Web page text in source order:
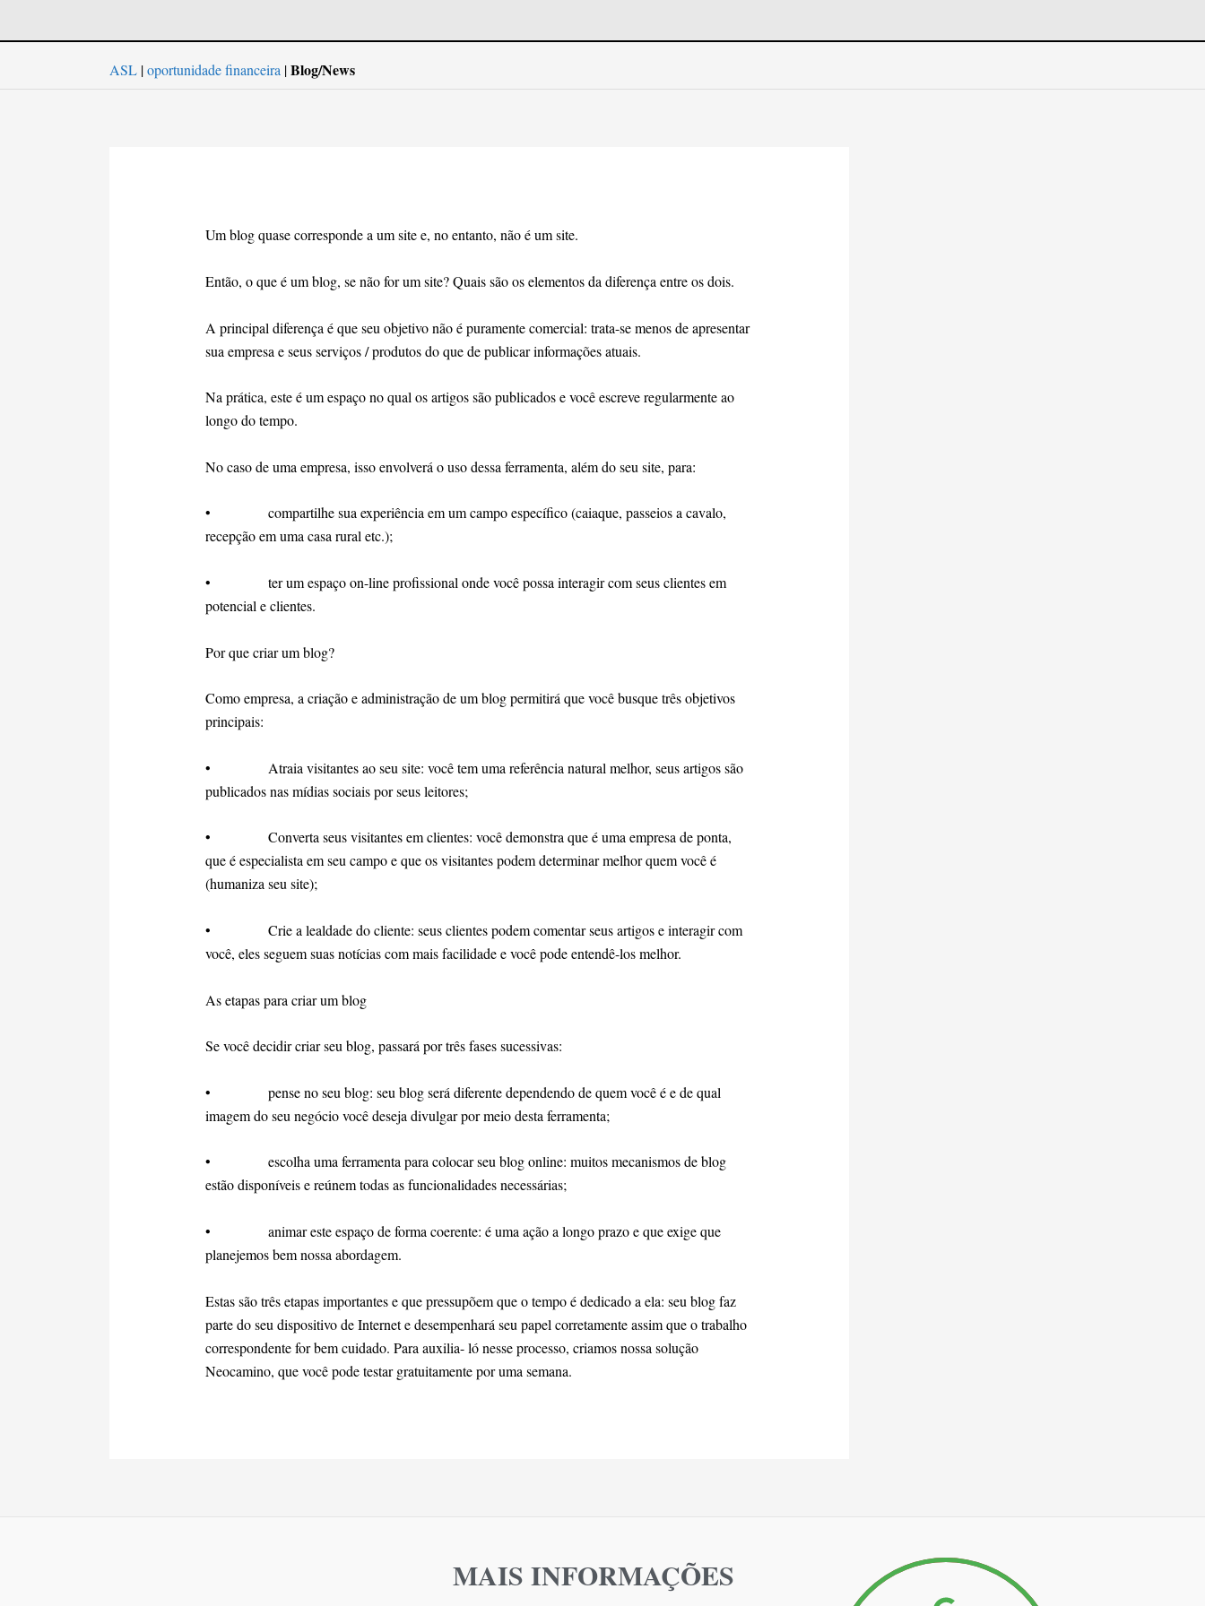
ASL |oportunidade financeira |Blog/News
Um blog quase corresponde a um site e, no entanto, não é um site.
Então, o que é um blog, se não for um site? Quais são os elementos da diferença entre os dois.
A principal diferença é que seu objetivo não é puramente comercial: trata-se menos de apresentar
sua empresa e seus serviços / produtos do que de publicar informações atuais.
Na prática, este é um espaço no qual os artigos são publicados e você escreve regularmente ao
longo do tempo.
No caso de uma empresa, isso envolverá o uso dessa ferramenta, além do seu site, para:
• compartilhe sua experiência em um campo específico (caiaque, passeios a cavalo,
recepção em uma casa rural etc.);
• ter um espaço on-line profissional onde você possa interagir com seus clientes em
potencial e clientes.
Por que criar um blog?
Como empresa, a criação e administração de um blog permitirá que você busque três objetivos
principais:
• Atraia visitantes ao seu site: você tem uma referência natural melhor, seus artigos são
publicados nas mídias sociais por seus leitores;
• Converta seus visitantes em clientes: você demonstra que é uma empresa de ponta,
que é especialista em seu campo e que os visitantes podem determinar melhor quem você é
(humaniza seu site);
• Crie a lealdade do cliente: seus clientes podem comentar seus artigos e interagir com
você, eles seguem suas notícias com mais facilidade e você pode entendê-los melhor.
As etapas para criar um blog
Se você decidir criar seu blog, passará por três fases sucessivas:
• pense no seu blog: seu blog será diferente dependendo de quem você é e de qual
imagem do seu negócio você deseja divulgar por meio desta ferramenta;
• escolha uma ferramenta para colocar seu blog online: muitos mecanismos de blog
estão disponíveis e reúnem todas as funcionalidades necessárias;
• animar este espaço de forma coerente: é uma ação a longo prazo e que exige que
planejemos bem nossa abordagem.
Estas são três etapas importantes e que pressupõem que o tempo é dedicado a ela: seu blog faz
parte do seu dispositivo de Internet e desempenhará seu papel corretamente assim que o trabalho
correspondente for bem cuidado. Para auxilia- ló nesse processo, criamos nossa solução
Neocamino, que você pode testar gratuitamente por uma semana.
MAIS INFORMAÇÕES